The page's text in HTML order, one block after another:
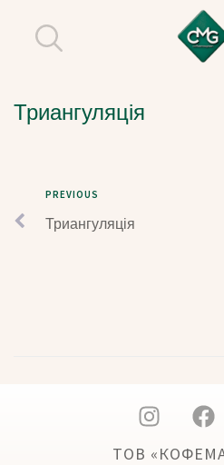
Триангуляція
PREVIOUS
Триангуляція
ТОВ